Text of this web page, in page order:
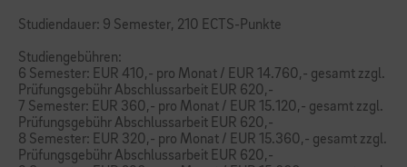
Studiendauer: 9 Semester, 210 ECTS-Punkte
Studiengebühren:
6 Semester: EUR 410,- pro Monat / EUR 14.760,- gesamt zzgl.
Prüfungsgebühr Abschlussarbeit EUR 620,-
7 Semester: EUR 360,- pro Monat / EUR 15.120,- gesamt zzgl.
Prüfungsgebühr Abschlussarbeit EUR 620,-
8 Semester: EUR 320,- pro Monat / EUR 15.360,- gesamt zzgl.
Prüfungsgebühr Abschlussarbeit EUR 620,-